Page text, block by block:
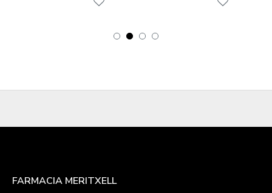
FARMACIA MERITXELL